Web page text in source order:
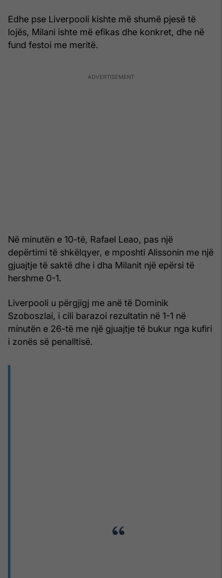
Edhe pse Liverpooli kishte më shumë pjesë të
lojës, Milani ishte më efikas dhe konkret, dhe në
fund festoi me meritë.
Në minutën e 10-të, Rafael Leao, pas një
depërtimi të shkëlqyer, e mposhti Alissonin me një
gjuajtje të saktë dhe i dha Milanit një epërsi të
hershme 0-1.
Liverpooli u përgjigj me anë të Dominik
Szoboszlai, i cili barazoi rezultatin në 1-1 në
minutën e 26-të me një gjuajtje të bukur nga kufiri
i zonës së penalltisë.